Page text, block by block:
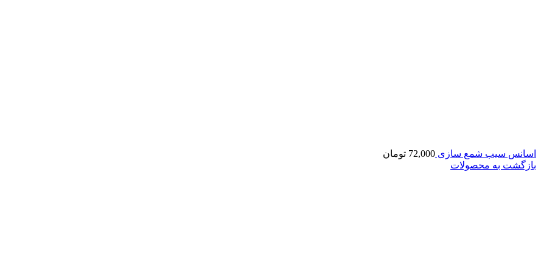
اسانس سیب شمع سازی 72,000 تومان
بازگشت به محصولات